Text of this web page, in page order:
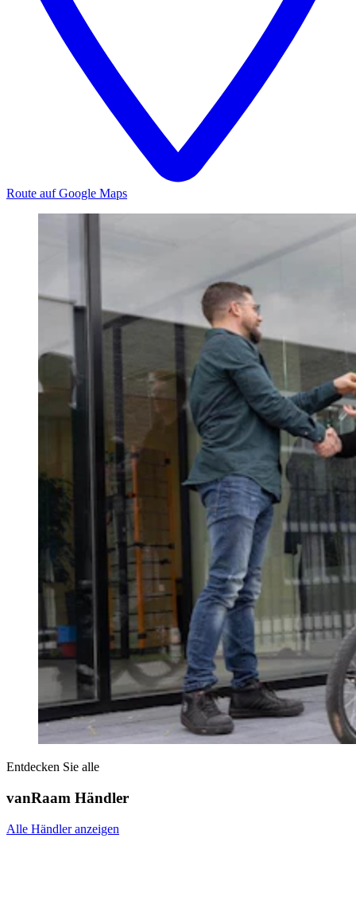
Route auf Google Maps
Entdecken Sie alle
vanRaam Händler
Alle Händler anzeigen